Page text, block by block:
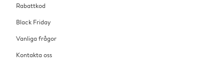
Rabattkod
Black Friday
Vanliga frågor
Kontakta oss